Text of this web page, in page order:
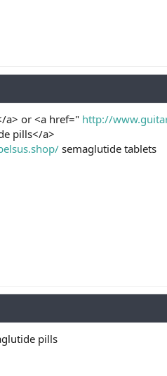
a> or <a href=" http://
pills</a>
semaglutide tablets
pills